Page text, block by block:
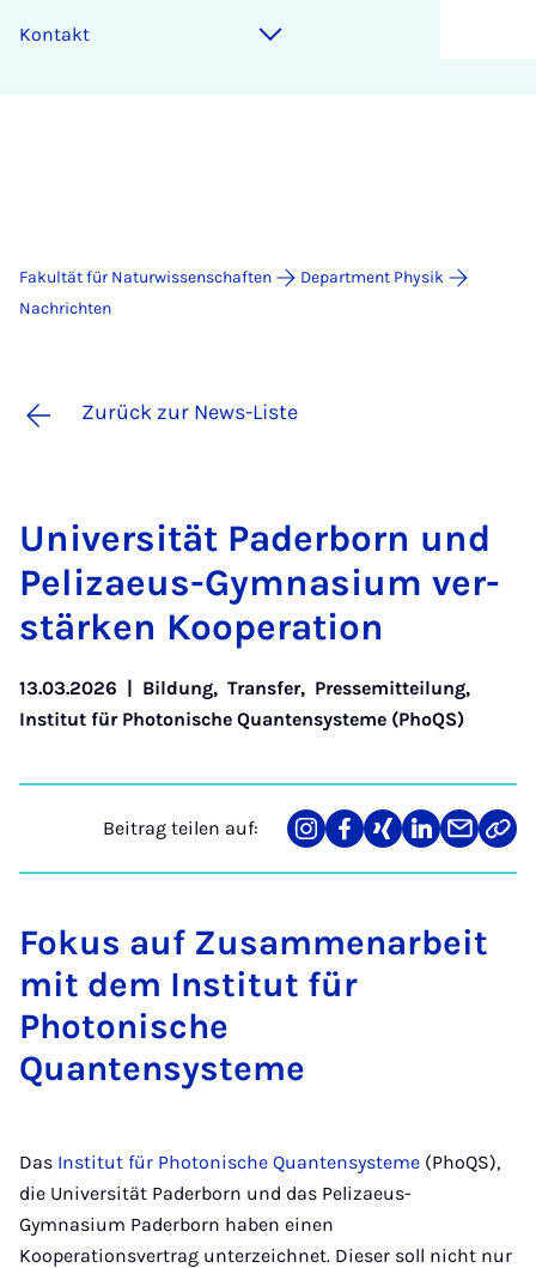
Kontakt
Fakultät für Naturwissenschaften
Department Physik
Nachrichten
Zurück zur News-Liste
Uni­ver­si­tät Pa­der­born und
Pe­li­zaeus-Gym­na­si­um ver­
stär­ken Ko­ope­ra­ti­on
13.03.2026 | Bildung, Transfer, Pressemitteilung,
Institut für Photonische Quantensysteme (PhoQS)
Beitrag teilen auf:
Teilen
auf
Teilen
auf
Teilen
auf
Teilen
auf
Teilen
über
Mail
Link
Fokus auf Zusammenarbeit
mit dem Institut für
Photonische
Quantensysteme
Das Institut für Photonische Quantensysteme (PhoQS),
die Universität Paderborn und das Pelizaeus-
Gymnasium Paderborn haben einen
Kooperationsvertrag unterzeichnet. Dieser soll nicht nur